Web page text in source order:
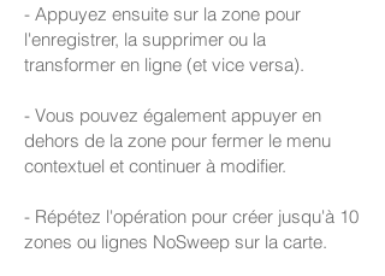
- Appuyez ensuite sur la zone pour
l'enregistrer, la supprimer ou la
transformer en ligne (et vice versa).
- Vous pouvez également appuyer en
dehors de la zone pour fermer le menu
contextuel et continuer à modifier.
- Répétez l'opération pour créer jusqu'à 10
zones ou lignes NoSweep sur la carte.